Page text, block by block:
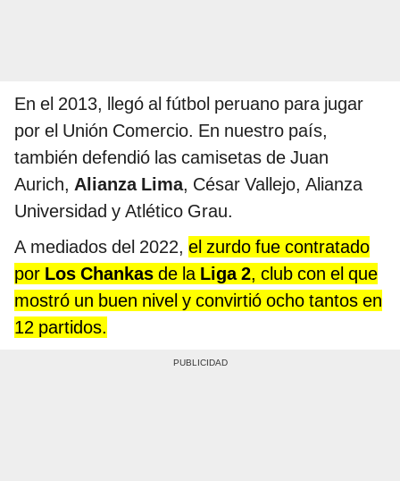
En el 2013, llegó al fútbol peruano para jugar
por el Unión Comercio. En nuestro país,
también defendió las camisetas de Juan
Aurich, Alianza Lima, César Vallejo, Alianza
Universidad y Atlético Grau.
A mediados del 2022, el zurdo fue contratado
por Los Chankas de la Liga 2, club con el que
mostró un buen nivel y convirtió ocho tantos en
12 partidos.